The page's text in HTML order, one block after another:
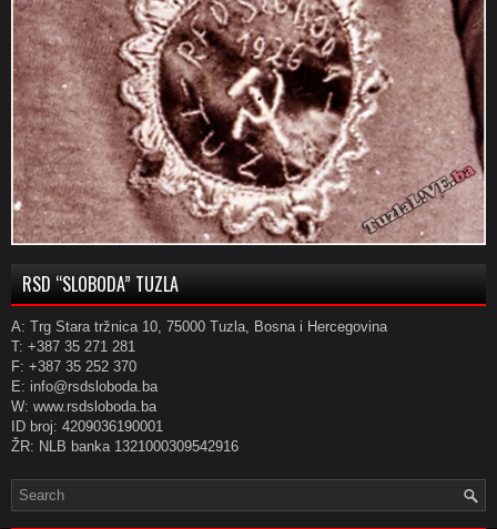
RSD “SLOBODA” TUZLA
A: Trg Stara tržnica 10, 75000 Tuzla, Bosna i Hercegovina
T: +387 35 271 281
F: +387 35 252 370
E: info@rsdsloboda.ba
W: www.rsdsloboda.ba
ID broj: 4209036190001
ŽR: NLB banka 1321000309542916